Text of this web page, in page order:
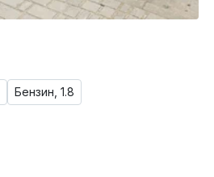
Бензин, 1.8